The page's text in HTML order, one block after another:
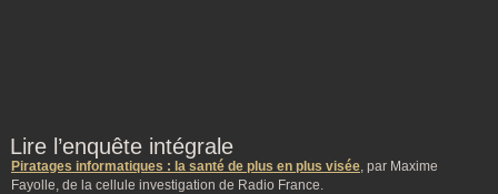
Lire l’enquête intégrale
Piratages informatiques : la santé de plus en plus visée, par Maxime
Fayolle, de la cellule investigation de Radio France.